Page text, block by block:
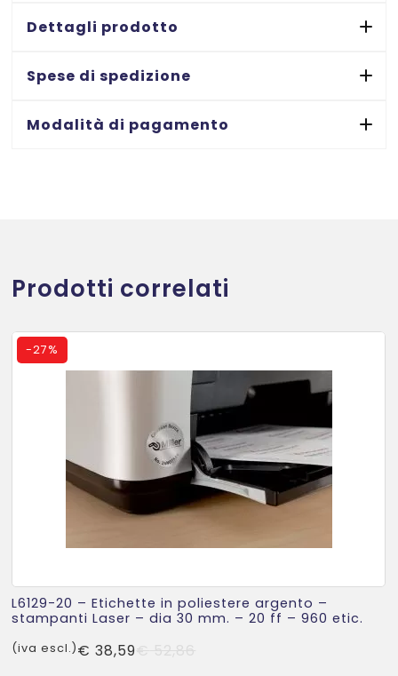
MM.
297
-
Dettagli prodotto
Spese di spedizione
Modalità di pagamento
Prodotti correlati
-27%
L6129-20 – Etichette in poliestere argento –
stampanti Laser – dia 30 mm. – 20 ff – 960 etic.
€ 38,59
(iva escl.)